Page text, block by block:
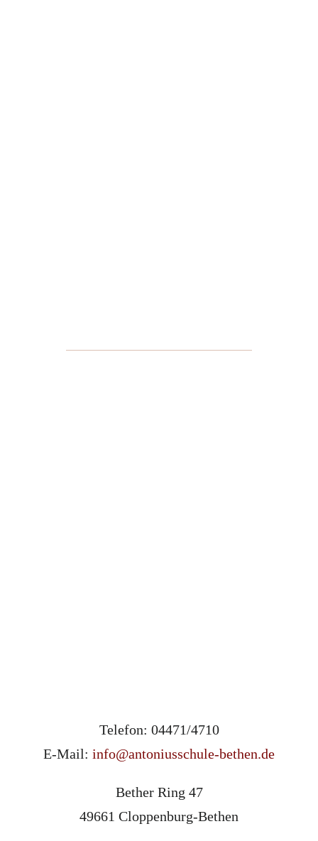
Telefon: 04471/4710
E-Mail: info@antoniusschule-bethen.de
Bether Ring 47
49661 Cloppenburg-Bethen